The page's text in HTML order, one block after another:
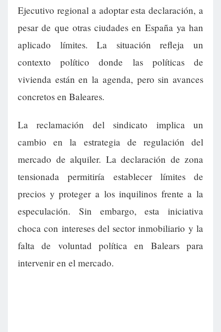
Ejecutivo regional a adoptar esta declaración, a
pesar de que otras ciudades en España ya han
aplicado límites. La situación refleja un
contexto político donde las políticas de
vivienda están en la agenda, pero sin avances
concretos en Baleares.
La reclamación del sindicato implica un
cambio en la estrategia de regulación del
mercado de alquiler. La declaración de zona
tensionada permitiría establecer límites de
precios y proteger a los inquilinos frente a la
especulación. Sin embargo, esta iniciativa
choca con intereses del sector inmobiliario y la
falta de voluntad política en Balears para
intervenir en el mercado.